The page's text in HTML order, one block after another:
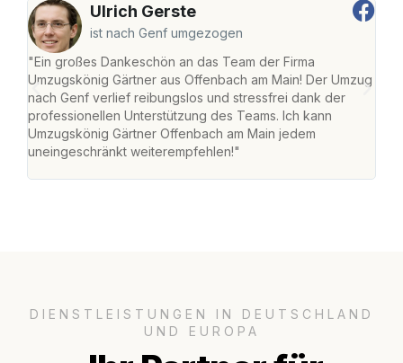
Ulrich Gerste
ist nach Genf umgezogen
"Ein großes Dankeschön an das Team der Firma
Umzugskönig Gärtner aus Offenbach am Main! Der Umzug
nach Genf verlief reibungslos und stressfrei dank der
professionellen Unterstützung des Teams. Ich kann
Umzugskönig Gärtner Offenbach am Main jedem
uneingeschränkt weiterempfehlen!"
DIENSTLEISTUNGEN IN DEUTSCHLAND
UND EUROPA